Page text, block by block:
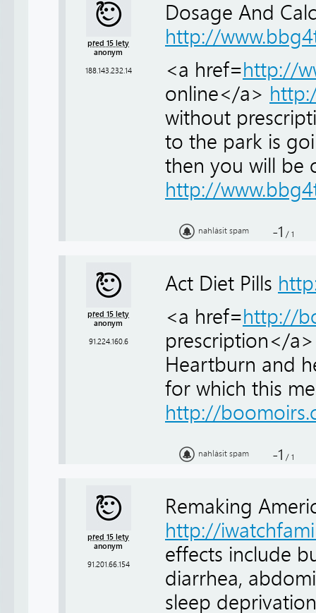
před 15 lety
anonym
188.143.232.14
Dosage And
http://
<a href=http://
online</a>
without
to the park is
then you will be
http://
nahlásit spam -1 / 1
před 15 lety
anonym
91.224.160.6
Act Diet Pills
<a href=http://
prescription</
Heartburn and
for which this
http://
nahlásit spam -1 / 1
před 15 lety
anonym
91.201.66.154
Remaking
http://
effects include
diarrhea,
sleep